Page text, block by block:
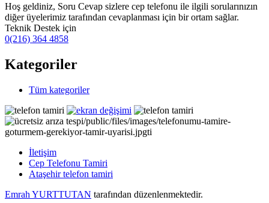
Hoş geldiniz, Soru Cevap sizlere cep telefonu ile ilgili sorularınızın
diğer üyelerimiz tarafından cevaplanması için bir ortam sağlar.
Teknik Destek için
0(216) 364 4858
Kategoriler
Tüm kategoriler
İletişim
Cep Telefonu Tamiri
Ataşehir telefon tamiri
Emrah YURTTUTAN tarafından düzenlenmektedir.